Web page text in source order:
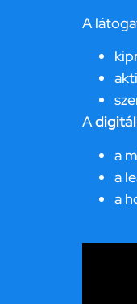
A
A
a
a
a